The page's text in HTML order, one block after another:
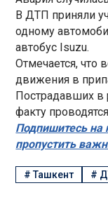
В ДТП приняли
одному
автобус Isuzu.
Отмечается, что
движения в
Пострадавших в
факту
Подпишитесь на
пропустить
#Ташкент #